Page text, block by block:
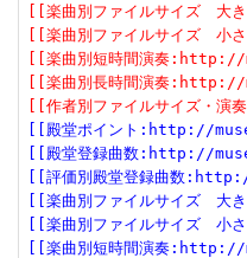
[[楽曲別ファイルサイズ
[[楽曲別ファイルサイズ
[[楽曲別短時間演奏
[[楽曲別長時間演奏
[[作者別ファイルサイズ
[[殿堂ポイント:http://
[[殿堂登録曲数:http://
[[評価別殿堂登録曲数
[[楽曲別ファイルサイズ
[[楽曲別ファイルサイズ
[[楽曲別短時間演奏